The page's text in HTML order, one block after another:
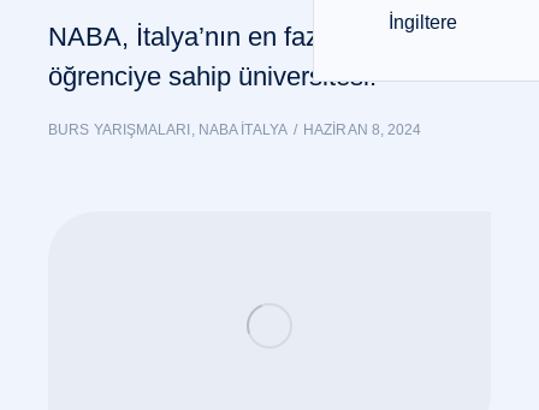
İngiltere
NABA, İtalya’nın en fazla yabancı
öğrenciye sahip üniversitesi.
BURS YARIŞMALARI NABA İTALYA HAZIRAN 8, 2024